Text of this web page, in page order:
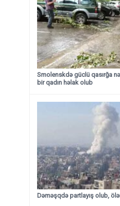
Smolenskdə güclü qasırğa
bir qadın həlak olub
Dəməşqdə partlayış olub,